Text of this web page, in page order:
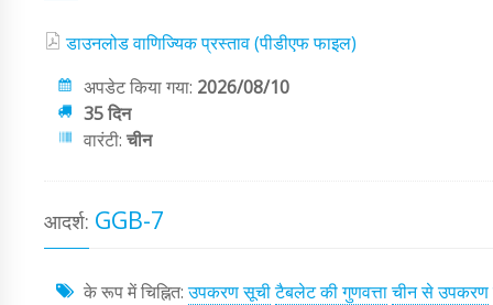
डाउनलोड वाणिज्यिक प्रस्ताव (पीडीएफ फाइल)
अपडेट किया गया: 2026/08/10
35 दिन
वारंटी:चीन
आदर्श: GGB-7
के रूप में चिह्नित:उपकरण सूचीटैबलेट की गुणवत्ताचीन से उपकरण